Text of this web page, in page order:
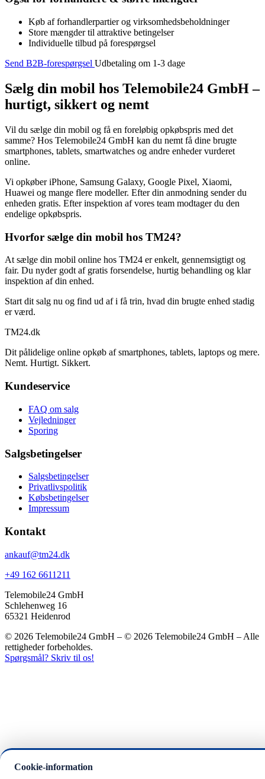
Køb af forhandlerpartier og virksomhedsbeholdninger
Store mængder til attraktive betingelser
Individuelle tilbud på forespørgsel
Send B2B-forespørgsel Udbetaling om 1-3 dage
Sælg din mobil hos Telemobile24 GmbH –
hurtigt, sikkert og nemt
Vil du sælge din mobil og få en foreløbig opkøbspris med det
samme? Hos Telemobile24 GmbH kan du nemt få dine brugte
smartphones, tablets, smartwatches og andre enheder vurderet
online.
Vi opkøber iPhone, Samsung Galaxy, Google Pixel, Xiaomi,
Huawei og mange flere modeller. Efter din anmodning sender du
enheden gratis. Efter inspektion af vores team modtager du den
endelige opkøbspris.
Hvorfor sælge din mobil hos TM24?
At sælge din mobil online hos TM24 er enkelt, gennemsigtigt og
fair. Du nyder godt af gratis forsendelse, hurtig behandling og klar
inspektion af din enhed.
Start dit salg nu og find ud af i få trin, hvad din brugte enhed stadig
er værd.
TM24.dk
Dit pålidelige online opkøb af smartphones, tablets, laptops og mere.
Nemt. Hurtigt. Sikkert.
Kundeservice
FAQ om salg
Vejledninger
Sporing
Salgsbetingelser
Salgsbetingelser
Privatlivspolitik
Købsbetingelser
Impressum
Kontakt
ankauf@tm24.dk
+49 162 6611211
Telemobile24 GmbH
Schlehenweg 16
65321 Heidenrod
© 2026 Telemobile24 GmbH – © 2026 Telemobile24 GmbH – Alle
rettigheder forbeholdes.
Spørgsmål? Skriv til os!
Cookie-information